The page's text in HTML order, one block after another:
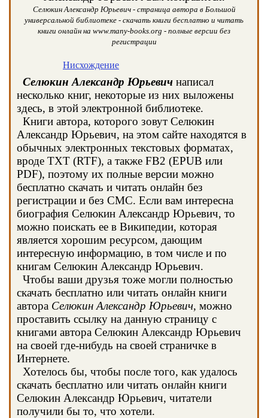
Селюкин Александр Юрьевич - страница автора в Большой
универсальной библиотеке - скачать книги бесплатно и читать
книги онлайн на www.many-books.org - полные версии без
регистрации
Нисхождение
Селюкин Александр Юрьевич написал
несколько книг, некоторые из них выложены
здесь, в этой электронной библиотеке.
Книги автора, которого зовут Селюкин
Александр Юрьевич, на этом сайте находятся в
обычных электронных текстовых форматах,
вроде TXT (RTF), а также FB2 (EPUB или
PDF), поэтому их полные версии можно
бесплатно скачать и читать онлайн без
регистрации и без СМС. Если вам интересна
биография Селюкин Александр Юрьевич, то
можно поискать ее в Википедии, которая
является хорошим ресурсом, дающим
интересную информацию, в том числе и по
книгам Селюкин Александр Юрьевич.
Чтобы ваши друзья тоже могли полностью
скачать бесплатно или читать онлайн книги
автора Селюкин Александр Юрьевич, можно
проставить ссылку на данную страницу с
книгами автора Селюкин Александр Юрьевич
на своей где-нибудь на своей страничке в
Интернете.
Хотелось бы, чтобы после того, как удалось
скачать бесплатно или читать онлайн книги
Селюкин Александр Юрьевич, читатели
получили бы то, что хотели.